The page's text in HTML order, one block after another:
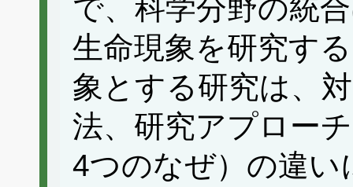
で、科学分野の統
生命現象を研究す
象とする研究は、
法、研究アプロー
4つのなぜ）の違い